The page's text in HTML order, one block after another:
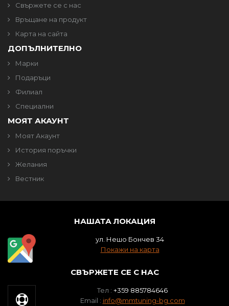
Свържете се с нас
Връщане на продукт
Карта на сайта
ДОПЪЛНИТЕЛНО
Марки
Подаръци
Филиал
Специални
МОЯТ АКАУНТ
Моят Акаунт
История поръчки
Желания
Вестник
НАШАТА ЛОКАЦИЯ
ул. Нешо Бончев 34
Покажи на карта
СВЪРЖЕТЕ СЕ С НАС
Тел : +359 885784646
Email : info@mmtuning-bg.com